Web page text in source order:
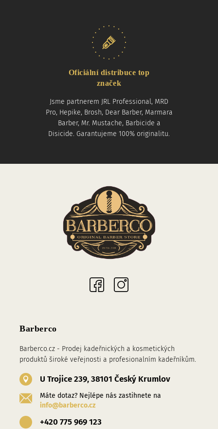
Oficiální distribuce top
značek
Jsme partnerem JRL Professional, MRD
Pro, Hepike, Brosh, Dear Barber, Marmara
Barber, Mr. Mustache, Barbicide a
Disicide. Garantujeme 100% originalitu.
Barberco
Barberco.cz - Prodej kadeřnických a kosmetických
produktů široké veřejnosti a profesionalním kadeřníkům.
U Trojice 239, 38101 Český Krumlov
Máte dotaz? Nejlépe nás zastihnete na
info@barberco.cz
+420 775 969 123